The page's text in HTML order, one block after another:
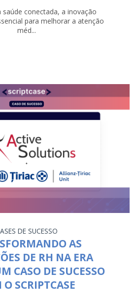
conectada, a inovação
para melhorar a atenção
méd...
DE SUCESSO
AS
DE RH NA ERA
CASO DE SUCESSO
O SCRIPTCASE